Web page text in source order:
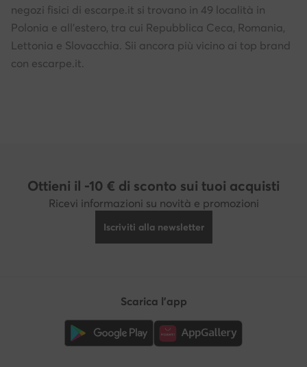
negozi fisici di escarpe.it si trovano in 49 località in
Polonia e all'estero, tra cui Repubblica Ceca, Romania,
Lettonia e Slovacchia. Sii ancora più vicino ai top brand
con escarpe.it.
Ottieni il -10 € di sconto sui tuoi acquisti
Ricevi informazioni su novità e promozioni
Iscriviti alla newsletter
Scarica l'app